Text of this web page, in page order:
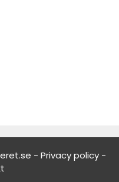
- Privacy policy-